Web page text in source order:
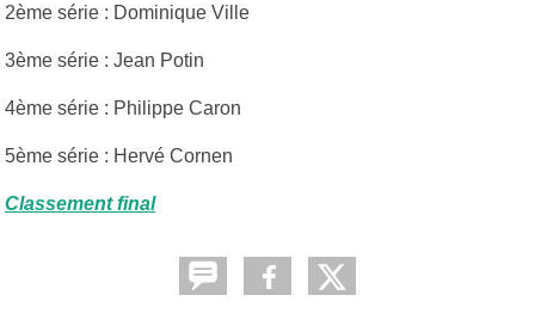
2ème série : Dominique Ville
3ème série : Jean Potin
4ème série : Philippe Caron
5ème série : Hervé Cornen
Classement final